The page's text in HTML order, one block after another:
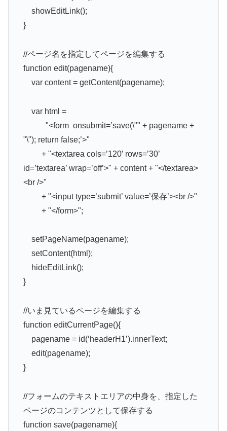
showEditLink();
}
//ページ名を指定してページを編集する
function edit(pagename){
var content = getContent(pagename);
var html =
"<form onsubmit=’save(\"" + pagename +
"\"); return false;’>"
+ "<textarea cols=’120′ rows=’30’
id=’textarea’ wrap=’off’>" + content + "</textarea>
<br />"
+ "<input type=’submit’ value=’保存’><br />"
+ "</form>";
setPageName(pagename);
setContent(html);
hideEditLink();
}
//いま見ているページを編集する
function editCurrentPage(){
pagename = id(‘headerH1’).innerText;
edit(pagename);
}
//フォームのテキストエリアの中身を、指定した
ページのコンテンツとして保存する
function save(pagename){